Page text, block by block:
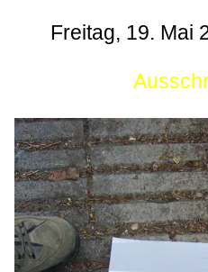
Freitag, 19. Mai